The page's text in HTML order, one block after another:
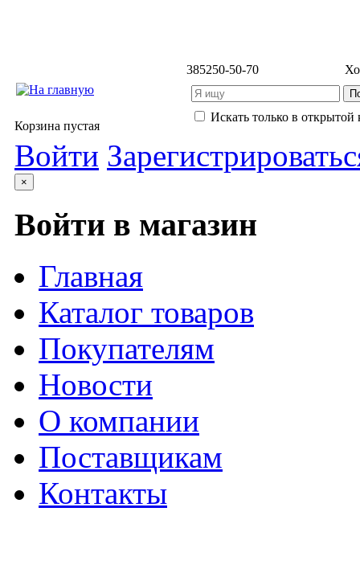
385250-50-70
Искать только в открытой
Корзина пустая
Войти
×
Войти в магазин
Главная
Каталог товаров
Покупателям
Новости
О компании
Поставщикам
Контакты